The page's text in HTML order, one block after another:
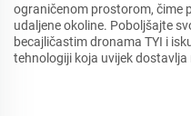
ograničenom prostorom, čime
udaljene okoline. Poboljšajte
becajličastim dronama TYI i
tehnologiji koja uvijek dostavlja